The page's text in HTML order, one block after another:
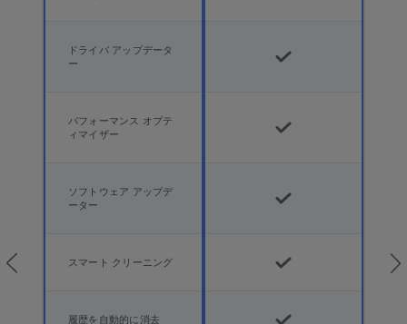
ドライバ アップデータ
ー
パフォーマンス オプテ
ィマイザー
ソフトウェア アップデ
ーター
スマート クリーニング
履歴を自動的に消去